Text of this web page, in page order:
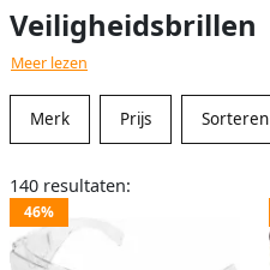
Veiligheidsbrillen
Meer lezen
Merk Prijs Sorteren
140 resultaten:
46%